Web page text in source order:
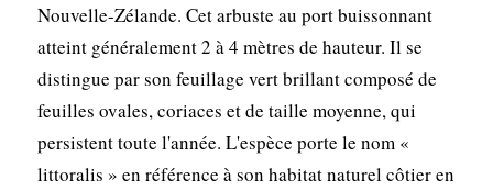
Nouvelle-Zélande. Cet arbuste au port buissonnant
atteint généralement 2 à 4 mètres de hauteur. Il se
distingue par son feuillage vert brillant composé de
feuilles ovales, coriaces et de taille moyenne, qui
persistent toute l'année. L'espèce porte le nom «
littoralis » en référence à son habitat naturel côtier en